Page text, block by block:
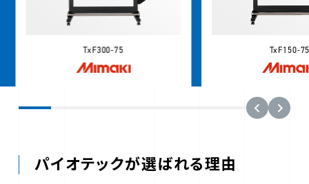
TxF300-75 TxF150-
パイオテックが選ばれる理由